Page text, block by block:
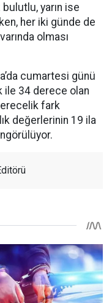
yarın ise
her iki günde de
olması
cumartesi günü
ile 34 derece olan
fark
değerlerinin 19 ila